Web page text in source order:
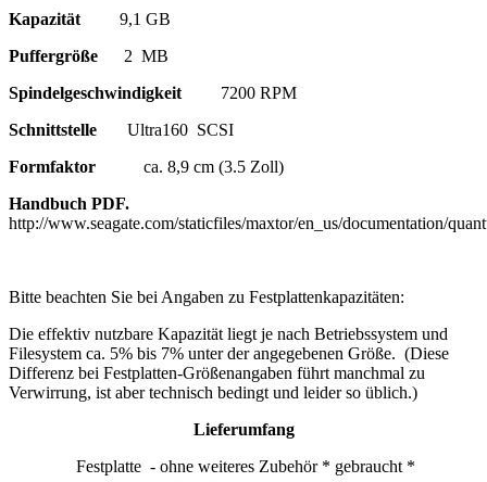
Kapazität 9,1 GB
Puffergröße 2 MB
Spindelgeschwindigkeit 7200 RPM
Schnittstelle Ultra160 SCSI
Formfaktor ca. 8,9 cm (3.5 Zoll)
Handbuch PDF.
http://www.seagate.com/staticfiles/maxtor/en_us/documentation/
Bitte beachten Sie bei Angaben zu Festplattenkapazitäten:
Die effektiv nutzbare Kapazität liegt je nach Betriebssystem und
Filesystem ca. 5% bis 7% unter der angegebenen Größe. (Diese
Differenz bei Festplatten-Größenangaben führt manchmal zu
Verwirrung, ist aber technisch bedingt und leider so üblich.)
Lieferumfang
Festplatte - ohne weiteres Zubehör * gebraucht *